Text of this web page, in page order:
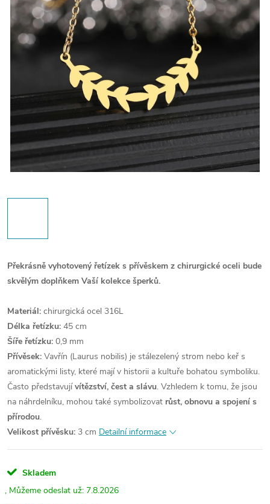
Překrásně vyhotovený řetízek s přívěskem z chirurgické oceli bude
skvělým doplňkem Vaší kolekce šperků.
Materiál: chirurgická ocel 316L
Délka řetízku: 45 cm
Šíře řetízku: 0,9 mm
Přívěsek: Vavřín (Laurus nobilis) je stálezelený strom nebo keř s
aromatickými listy, které mají v historii a kultuře bohatou symboliku.
Často představujívítězství, čest a slávu. Vzhledem k tomu, že jsou
na náhrdelníku, mohou také symbolizovat růst, obnovu a spojení s
přírodou.
Velikost přívěsku: 3 cm Detailní informace
Skladem
7.8.2026